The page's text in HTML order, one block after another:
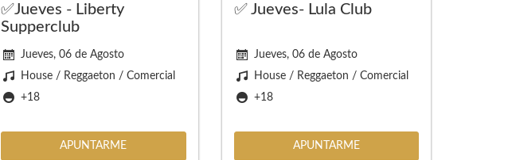
✅Jueves - Liberty
Supperclub
Jueves, 06 de Agosto
House / Reggaeton / Comercial
+18
APUNTARME
✅ Jueves- Lula Club
Jueves, 06 de Agosto
House / Reggaeton / Comercial
+18
APUNTARME